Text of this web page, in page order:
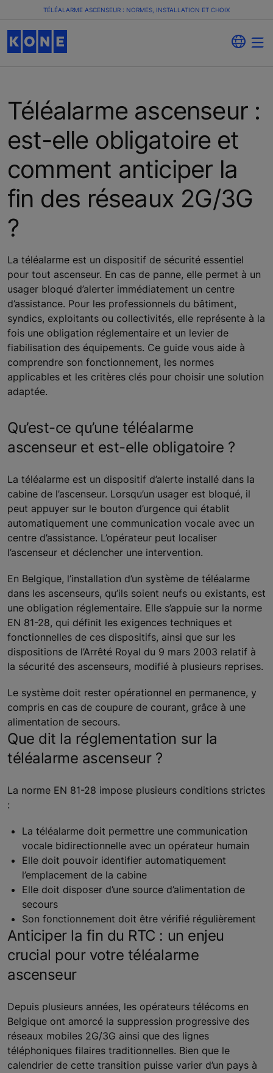
TÉLÉALARME ASCENSEUR : NORMES, INSTALLATION ET CHOIX
Téléalarme ascenseur :
est-elle obligatoire et
comment anticiper la
fin des réseaux 2G/3G
?
La téléalarme est un dispositif de sécurité essentiel
pour tout ascenseur. En cas de panne, elle permet à un
usager bloqué d’alerter immédiatement un centre
d’assistance. Pour les professionnels du bâtiment,
syndics, exploitants ou collectivités, elle représente à la
fois une obligation réglementaire et un levier de
fiabilisation des équipements. Ce guide vous aide à
comprendre son fonctionnement, les normes
applicables et les critères clés pour choisir une solution
adaptée.
Qu’est-ce qu’une téléalarme
ascenseur et est-elle obligatoire ?
La téléalarme est un dispositif d’alerte installé dans la
cabine de l’ascenseur. Lorsqu’un usager est bloqué, il
peut appuyer sur le bouton d’urgence qui établit
automatiquement une communication vocale avec un
centre d’assistance. L’opérateur peut localiser
l’ascenseur et déclencher une intervention.
En Belgique, l’installation d’un système de téléalarme
dans les ascenseurs, qu’ils soient neufs ou existants, est
une obligation réglementaire. Elle s’appuie sur la norme
EN 81-28, qui définit les exigences techniques et
fonctionnelles de ces dispositifs, ainsi que sur les
dispositions de l’Arrêté Royal du 9 mars 2003 relatif à
la sécurité des ascenseurs, modifié à plusieurs reprises.
Le système doit rester opérationnel en permanence, y
compris en cas de coupure de courant, grâce à une
alimentation de secours.
Que dit la réglementation sur la
téléalarme ascenseur ?
La norme EN 81-28 impose plusieurs conditions strictes
:
La téléalarme doit permettre une communication
vocale bidirectionnelle avec un opérateur humain
Elle doit pouvoir identifier automatiquement
l’emplacement de la cabine
Elle doit disposer d’une source d’alimentation de
secours
Son fonctionnement doit être vérifié régulièrement
Anticiper la fin du RTC : un enjeu
crucial pour votre téléalarme
ascenseur
Depuis plusieurs années, les opérateurs télécoms en
Belgique ont amorcé la suppression progressive des
réseaux mobiles 2G/3G ainsi que des lignes
téléphoniques filaires traditionnelles. Bien que le
calendrier de cette transition puisse varier d’un pays à